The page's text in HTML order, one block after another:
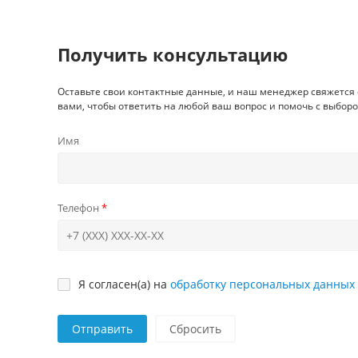
Получить консультацию
Оставьте свои контактные данные, и наш менеджер свяжется
вами, чтобы ответить на любой ваш вопрос и помочь с
Имя
Телефон
Я согласен(а) на обработку персональных данных
Отправить